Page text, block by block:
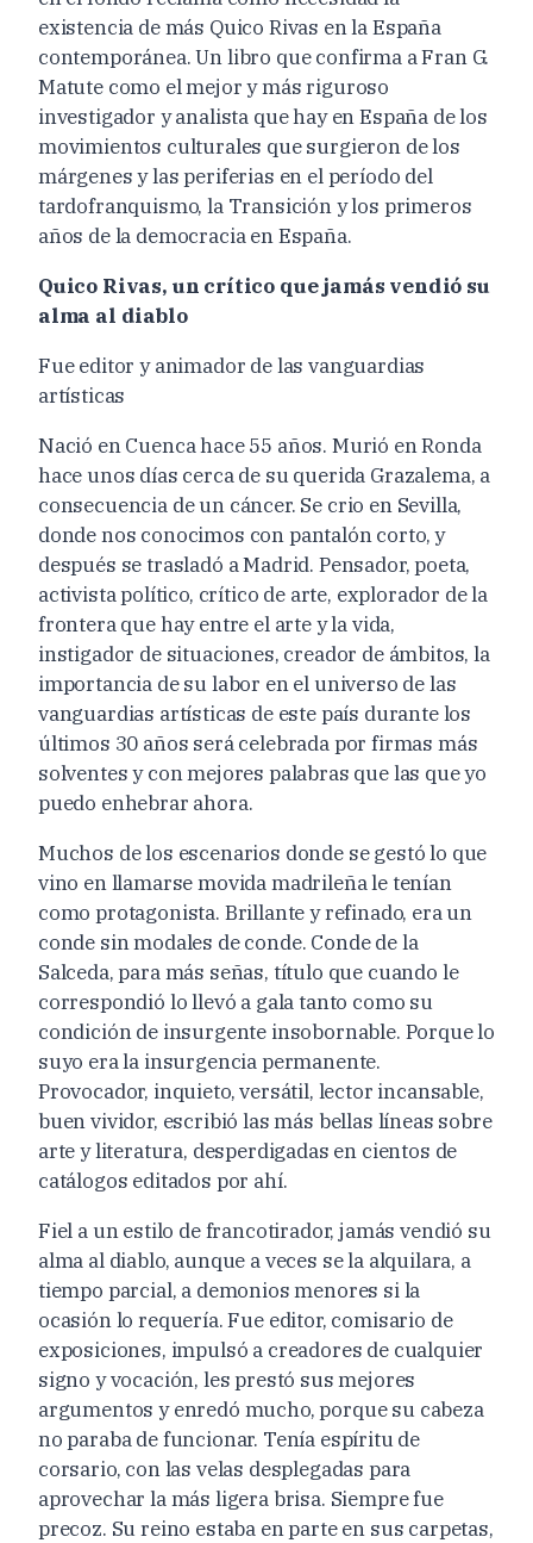
existencia de más Quico Rivas en la España
contemporánea. Un libro que confirma a Fran G.
Matute como el mejor y más riguroso
investigador y analista que hay en España de los
movimientos culturales que surgieron de los
márgenes y las periferias en el período del
tardofranquismo, la Transición y los primeros
años de la democracia en España.
Quico Rivas, un crítico que jamás vendió su
alma al diablo
Fue editor y animador de las vanguardias
artísticas
Nació en Cuenca hace 55 años. Murió en Ronda
hace unos días cerca de su querida Grazalema, a
consecuencia de un cáncer. Se crio en Sevilla,
donde nos conocimos con pantalón corto, y
después se trasladó a Madrid. Pensador, poeta,
activista político, crítico de arte, explorador de la
frontera que hay entre el arte y la vida,
instigador de situaciones, creador de ámbitos, la
importancia de su labor en el universo de las
vanguardias artísticas de este país durante los
últimos 30 años será celebrada por firmas más
solventes y con mejores palabras que las que yo
puedo enhebrar ahora.
Muchos de los escenarios donde se gestó lo que
vino en llamarse movida madrileña le tenían
como protagonista. Brillante y refinado, era un
conde sin modales de conde. Conde de la
Salceda, para más señas, título que cuando le
correspondió lo llevó a gala tanto como su
condición de insurgente insobornable. Porque lo
suyo era la insurgencia permanente.
Provocador, inquieto, versátil, lector incansable,
buen vividor, escribió las más bellas líneas sobre
arte y literatura, desperdigadas en cientos de
catálogos editados por ahí.
Fiel a un estilo de francotirador, jamás vendió su
alma al diablo, aunque a veces se la alquilara, a
tiempo parcial, a demonios menores si la
ocasión lo requería. Fue editor, comisario de
exposiciones, impulsó a creadores de cualquier
signo y vocación, les prestó sus mejores
argumentos y enredó mucho, porque su cabeza
no paraba de funcionar. Tenía espíritu de
corsario, con las velas desplegadas para
aprovechar la más ligera brisa. Siempre fue
precoz. Su reino estaba en parte en sus carpetas,